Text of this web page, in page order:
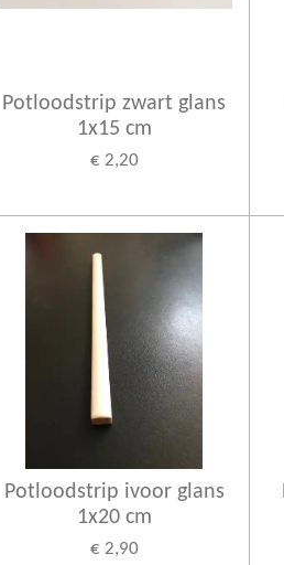
Potloodstrip zwart glans
1x15 cm
€ 2,20
Potloodstrip ivoor glans
1x20 cm
€ 2,90